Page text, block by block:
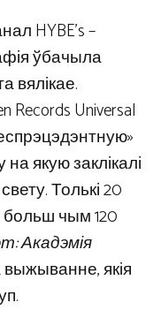
HYBE’s –
ўбачыла
вялікае.
Records Universal
якую заклікалі
Толькі 20
чым 120
Акадэмія
якія